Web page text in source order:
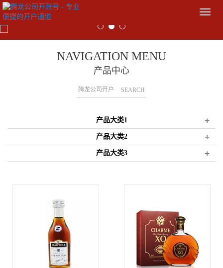
导
NAVIGATION MENU
产品中心
SEARCH
产品大类1 +
产品大类2 +
产品大类3 +